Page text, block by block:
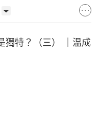
獨特？（三） ｜温成